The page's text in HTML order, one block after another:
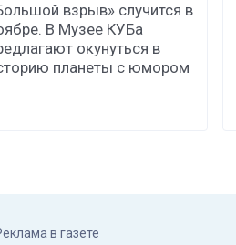
взрыв» случится в
В Музее КУБа
окунуться в
планеты с юмором
в газете